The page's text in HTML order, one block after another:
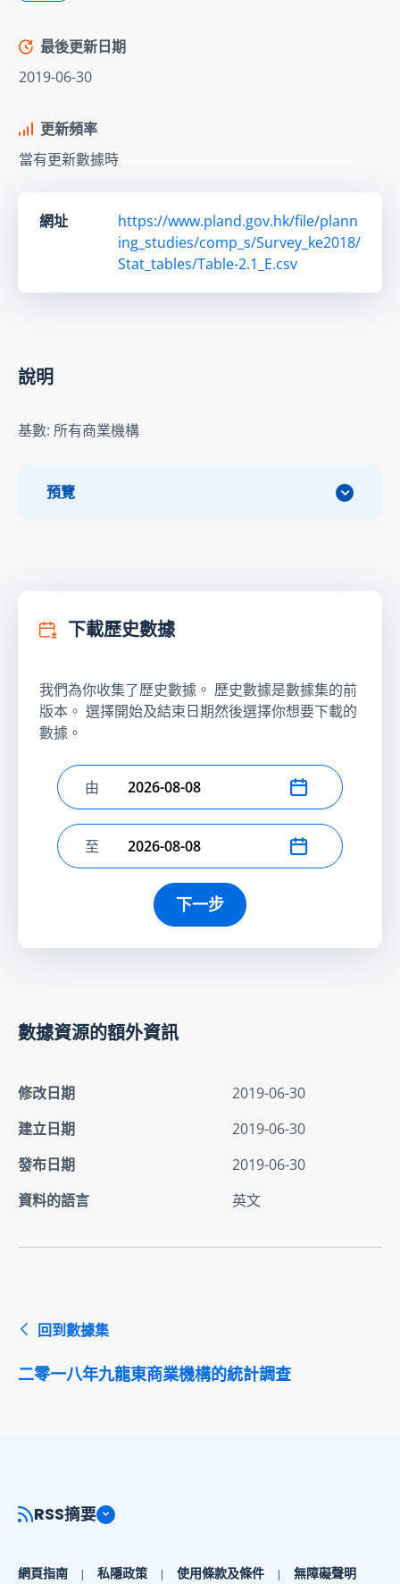
最後更新日期
2019-06-30
更新頻率
當有更新數據時
網址
https://www.pland.gov.hk/file/plann
ing_studies/comp_s/Survey_ke2018/
Stat_tables/Table-2.1_E.csv
說明
基數: 所有商業機構
預覽
下載歷史數據
我們為你收集了歷史數據。 歷史數據是數據集的前
版本。 選擇開始及結束日期然後選擇你想要下載的
數據。
選擇開始日期
由
選擇結束日期
至
下一步
數據資源的額外資訊
修改日期
2019-06-30
建立日期
2019-06-30
發布日期
2019-06-30
資料的語言
英文
回到數據集
二零一八年九龍東商業機構的統計調查
RSS摘要
網頁指南 私隱政策 使用條款及條件 無障礙聲明